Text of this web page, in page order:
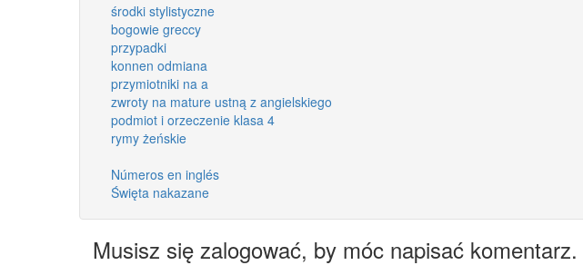
środki stylistyczne
bogowie greccy
przypadki
konnen odmiana
przymiotniki na a
zwroty na mature ustną z angielskiego
podmiot i orzeczenie klasa 4
rymy żeńskie
Números en inglés
Święta nakazane
Musisz się zalogować, by móc napisać komentarz.